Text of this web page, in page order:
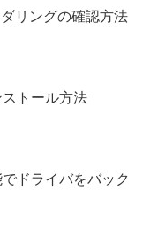
リングの確認方法
トール方法
ドライバをバック